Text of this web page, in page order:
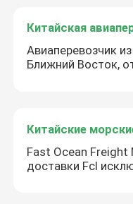
Китайская
Авиаперевозчик
Ближний Восток,
Китайские
Fast Ocean
доставки Fcl